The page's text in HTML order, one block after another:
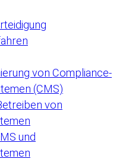
von Compliance-
(CMS)
von
und